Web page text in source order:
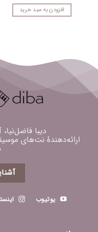
افزودن به سبد خرید
دیبا
ارائه‌دهندهٔ نت‌های
یوتیوب